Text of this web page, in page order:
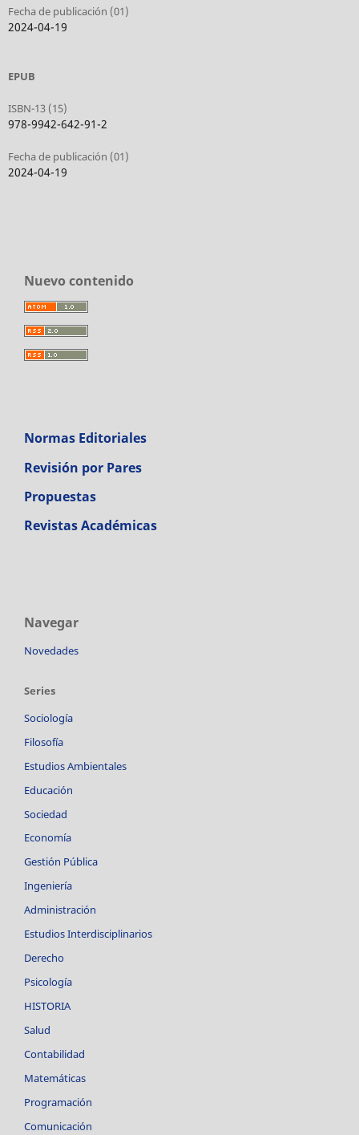
Fecha de publicación (01)
2024-04-19
EPUB
ISBN-13 (15)
978-9942-642-91-2
Fecha de publicación (01)
2024-04-19
Nuevo contenido
Normas Editoriales
Revisión por Pares
Propuestas
Revistas Académicas
Navegar
Novedades
Series
Sociología
Filosofía
Estudios Ambientales
Educación
Sociedad
Economía
Gestión Pública
Ingeniería
Administración
Estudios Interdisciplinarios
Derecho
Psicología
HISTORIA
Salud
Contabilidad
Matemáticas
Programación
Comunicación